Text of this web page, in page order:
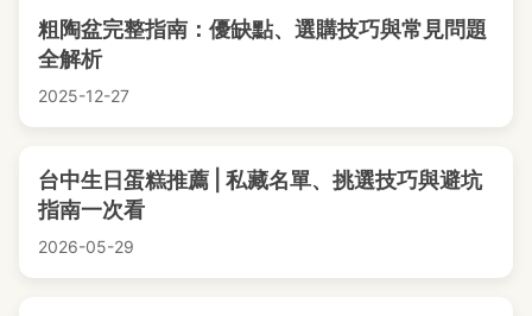
粗陶盆完整指南：優缺點、選購技巧與常見問題
全解析
2025-12-27
台中生日蛋糕推薦 | 私藏名單、挑選技巧與避坑
指南一次看
2026-05-29